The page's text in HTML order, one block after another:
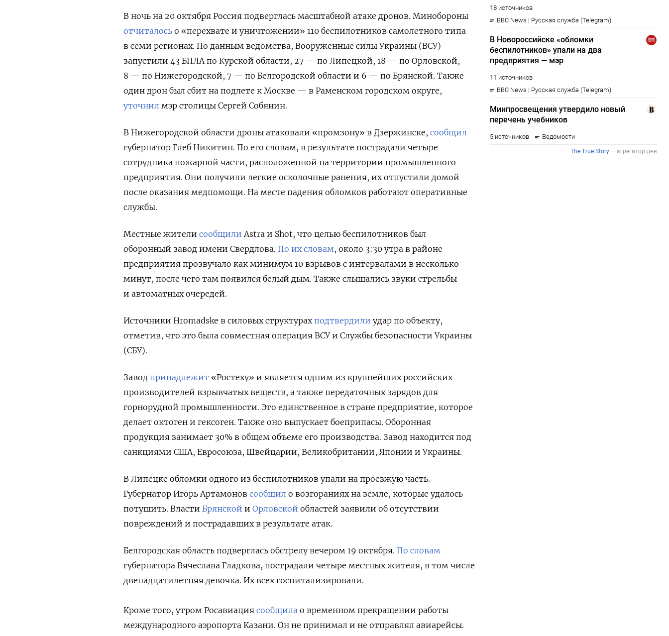
В ночь на 20 октября Россия подверглась масштабной атаке дронов. Минобороны
отчиталось о «перехвате и уничтожении» 110 беспилотников самолетного типа
в семи регионах. По данным ведомства, Вооруженные силы Украины (ВСУ)
запустили 43 БПЛА по Курской области, 27 — по Липецкой, 18 — по Орловской,
8 — по Нижегородской, 7 — по Белгородской области и 6 — по Брянской. Также
один дрон был сбит на подлете к Москве — в Раменском городском округе,
уточнил мэр столицы Сергей Собянин.
В Нижегородской области дроны атаковали «промзону» в Дзержинске, сообщил
губернатор Глеб Никитин. По его словам, в результате пострадали четыре
сотрудника пожарной части, расположенной на территории промышленного
предприятия. Они получили легкие осколочные ранения, их отпустили домой
после оказания медпомощи. На месте падения обломков работают оперативные
службы.
Местные жители сообщили Astra и Shot, что целью беспилотников был
оборонный завод имени Свердлова. По их словам, около 3:30 утра в районе
предприятия прозвучало как минимум 10 взрывов с интервалами в несколько
минут, после чего там появился белый дым. Также слышались звуки стрельбы
и автоматных очередей.
Источники Hromadske в силовых структурах подтвердили удар по объекту,
отметив, что это была совместная операция ВСУ и Службы безопасности Украины
(СБУ).
Завод принадлежит «Ростеху» и является одним из крупнейших российских
производителей взрывчатых веществ, а также передаточных зарядов для
горнорудной промышленности. Это единственное в стране предприятие, которое
делает октоген и гексоген. Также оно выпускает боеприпасы. Оборонная
продукция занимает 30% в общем объеме его производства. Завод находится под
санкциями США, Евросоюза, Швейцарии, Великобритании, Японии и Украины.
В Липецке обломки одного из беспилотников упали на проезжую часть.
Губернатор Игорь Артамонов сообщил о возгораниях на земле, которые удалось
потушить. Власти Брянской и Орловской областей заявили об отсутствии
повреждений и пострадавших в результате атак.
Белгородская область подверглась обстрелу вечером 19 октября. По словам
губернатора Вячеслава Гладкова, пострадали четыре местных жителя, в том числе
двенадцатилетняя девочка. Их всех госпитализировали.
Кроме того, утром Росавиация сообщила о временном прекращении работы
международного аэропорта Казани. Он не принимал и не отправлял авиарейсы.